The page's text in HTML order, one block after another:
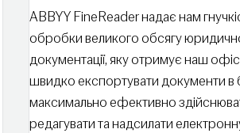
ABBYY FineReader надає нам
обробки великого обсягу
документації, яку отримує наш
швидко експортувати документи в
максимально ефективно
редагувати та надсилати